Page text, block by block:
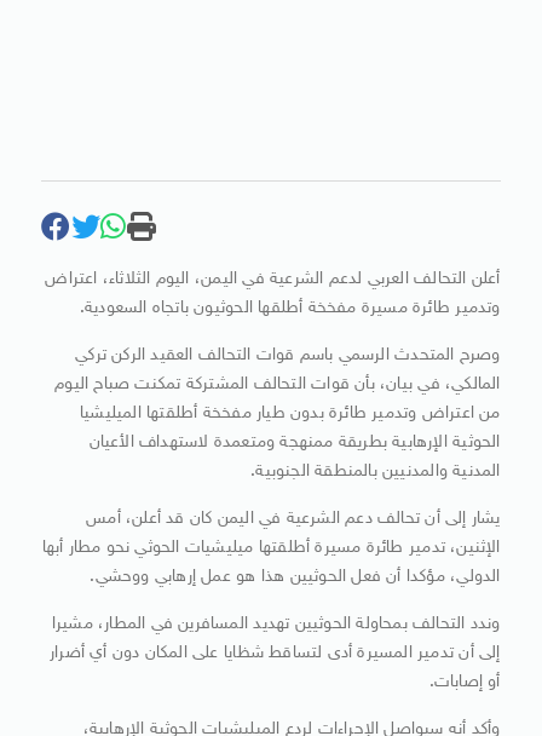
أعلن التحالف العربي لدعم الشرعية في اليمن، اليوم الثلاثاء، اعتراض
وتدمير طائرة مسيرة مفخخة أطلقها الحوثيون باتجاه السعودية.
وصرح المتحدث الرسمي باسم قوات التحالف العقيد الركن تركي
المالكي، في بيان، بأن قوات التحالف المشتركة تمكنت صباح اليوم
من اعتراض وتدمير طائرة بدون طيار مفخخة أطلقتها الميليشيا
الحوثية الإرهابية بطريقة ممنهجة ومتعمدة لاستهداف الأعيان
المدنية والمدنيين بالمنطقة الجنوبية.
يشار إلى أن تحالف دعم الشرعية في اليمن كان قد أعلن، أمس
الإثنين، تدمير طائرة مسيرة أطلقتها ميليشيات الحوثي نحو مطار أبها
الدولي، مؤكدا أن فعل الحوثيين هذا هو عمل إرهابي ووحشي.
وندد التحالف بمحاولة الحوثيين تهديد المسافرين في المطار، مشيرا
إلى أن تدمير المسيرة أدى لتساقط شظايا على المكان دون أي أضرار
أو إصابات.
وأكد أنه سيواصل الإجراءات لردع الميليشيات الحوثية الإرهابية،